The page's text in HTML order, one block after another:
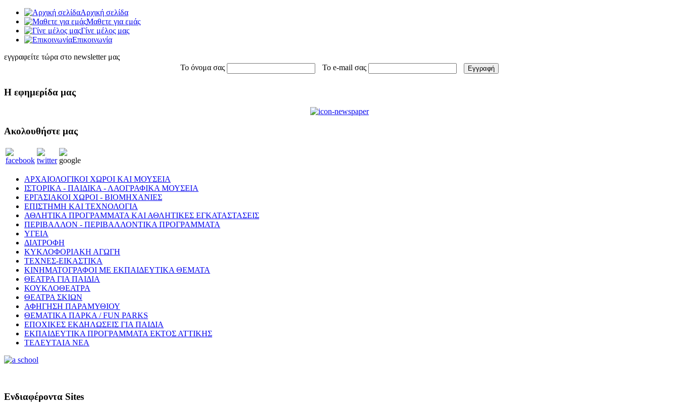
Αρχική σελίδα
Μαθετε για εμάς
Γίνε μέλος μας
Eπικοινωνία
εγγραφείτε τώρα στο newsletter μας
Το όνομα σας
Το e-mail σας
Η εφημερίδα μας
Ακολουθήστε μας
ΑΡΧΑΙΟΛΟΓΙΚΟΙ ΧΩΡΟΙ ΚΑΙ ΜΟΥΣΕΙΑ
ΙΣΤΟΡΙΚΑ - ΠΑΙΔΙΚΑ - ΛΑΟΓΡΑΦΙΚΑ ΜΟΥΣΕΙΑ
ΕΡΓΑΣΙΑΚΟΙ ΧΩΡΟΙ - ΒΙΟΜΗΧΑΝΙΕΣ
ΕΠΙΣΤΗΜΗ ΚΑΙ ΤΕΧΝΟΛΟΓΙΑ
ΑΘΛΗΤΙΚΑ ΠΡΟΓΡΑΜΜΑΤΑ ΚΑΙ ΑΘΛΗΤΙΚΕΣ ΕΓΚΑΤΑΣΤΑΣΕΙΣ
ΠΕΡΙΒΑΛΛΟΝ - ΠΕΡΙΒΑΛΛΟΝΤΙΚΑ ΠΡΟΓΡΑΜΜΑΤΑ
ΥΓΕΙΑ
ΔΙΑΤΡΟΦΗ
ΚΥΚΛΟΦΟΡΙΑΚΗ ΑΓΩΓΗ
ΤΕΧΝΕΣ-ΕΙΚΑΣΤΙΚΑ
ΚΙΝΗΜΑΤΟΓΡΑΦΟΙ ΜΕ ΕΚΠΑΙΔΕΥΤΙΚΑ ΘΕΜΑΤΑ
ΘΕΑΤΡΑ ΓΙΑ ΠΑΙΔΙΑ
ΚΟΥΚΛΟΘΕΑΤΡΑ
ΘΕΑΤΡΑ ΣΚΙΩΝ
ΑΦΗΓΗΣΗ ΠΑΡΑΜΥΘΙΟΥ
ΘΕΜΑΤΙΚΑ ΠΑΡΚΑ / FUN PARKS
ΕΠΟΧΙΚΕΣ ΕΚΔΗΛΩΣΕΙΣ ΓΙΑ ΠΑΙΔΙΑ
ΕΚΠΑΙΔΕΥΤΙΚΑ ΠΡΟΓΡΑΜΜΑΤΑ ΕΚΤΟΣ ΑΤΤΙΚΗΣ
ΤΕΛΕΥΤΑΙΑ ΝΕΑ
Ενδιαφέροντα Sites